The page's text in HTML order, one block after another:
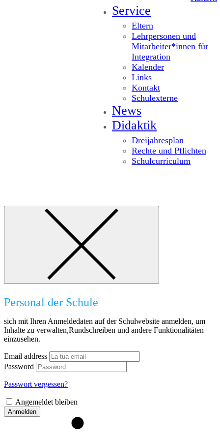
Service
Eltern
Lehrpersonen und
Mitarbeiter*innen für
Integration
Kalender
Links
Kontakt
Schulexterne
News
Didaktik
Dreijahresplan
Rechte und Pflichten
Schulcurriculum
Personal der Schule
sich mit Ihren Anmeldedaten auf der Schulwebsite anmelden, um
Inhalte zu verwalten,Rundschreiben und andere Funktionalitäten
einzusehen.
Email address
Password
Passwort vergessen?
Angemeldet bleiben
Anmelden